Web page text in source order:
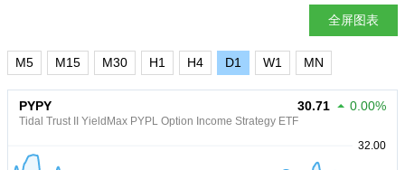
全屏图表
M5 M15 M30 H1 H4 D1 W1 MN
PYPY
Tidal Trust II YieldMax PYPL Option Income Strategy ETF
30.71 0.00%